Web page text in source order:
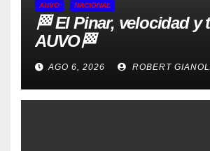
AUVO NACIONAL
🏁 El Pinar, velocidad y
AUVO🏁
AGO 6, 2026 ROBERT